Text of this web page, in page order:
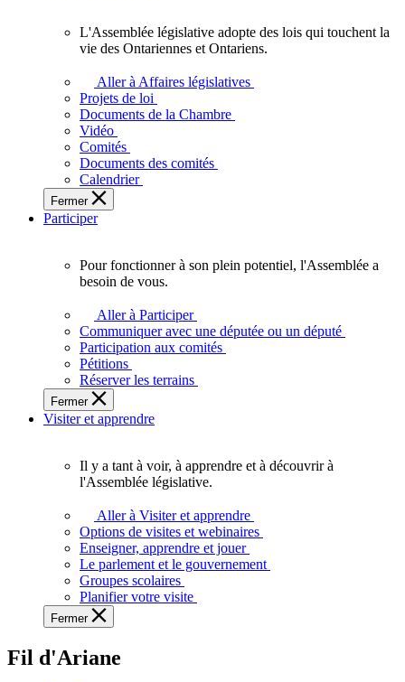
l'Ontario.
L'Assemblée
adopte
touchent
des
Ontariennes
et
L'Assemblée législative adopte des lois qui touchent la
vie des Ontariennes et Ontariens.
Aller à Affaires législatives
Projets de loi
Documents de la Chambre
Vidéo
Comités
Documents des comités
Calendrier
Fermer
Participer
plein
potentiel,
l'Assemblée
a
besoin
de
Pour fonctionner à son plein potentiel, l'Assemblée a
besoin de vous.
Aller à Participer
Communiquer avec une députée ou un député
Participation aux comités
Pétitions
Réserver les terrains
Fermer
Visiter et apprendre
voir,
apprendre
et
à
à
Il y a tant à voir, à apprendre et à découvrir à
l'Assemblée législative.
Aller à Visiter et apprendre
Options de visites et webinaires
Enseigner, apprendre et jouer
Le parlement et le gouvernement
Groupes scolaires
Planifier votre visite
Fermer
Fil d'Ariane